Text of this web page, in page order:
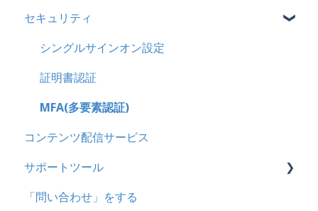
用語の定義
企業について
統合ユーザーについて
サービスについて
セキュリティ
シングルサインオン設定
証明書認証
MFA(多要素認証)
コンテンツ配信サービス
サポートツール
基本操作
「問い合わせ」をする